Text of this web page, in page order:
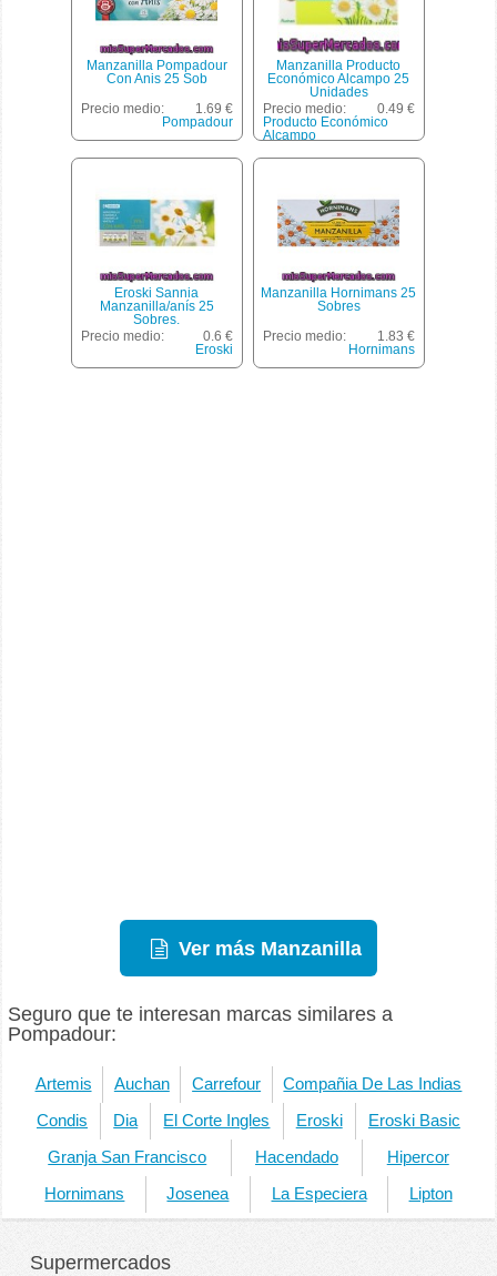
Manzanilla Pompadour
Con Anis 25 Sob
Precio medio:
1.69 €
Pompadour
Manzanilla Producto
Económico Alcampo 25
Unidades
Precio medio:
0.49 €
Producto Económico
Alcampo
Eroski Sannia
Manzanilla/anís 25
Sobres.
Precio medio:
0.6 €
Eroski
Manzanilla Hornimans 25
Sobres
Precio medio:
1.83 €
Hornimans
Ver más Manzanilla
Seguro que te interesan marcas similares a
Pompadour:
Artemis Auchan Carrefour Compañia De Las Indias
Condis Dia El Corte Ingles Eroski Eroski Basic
Granja San Francisco Hacendado Hipercor
Hornimans Josenea La Especiera Lipton
Supermercados